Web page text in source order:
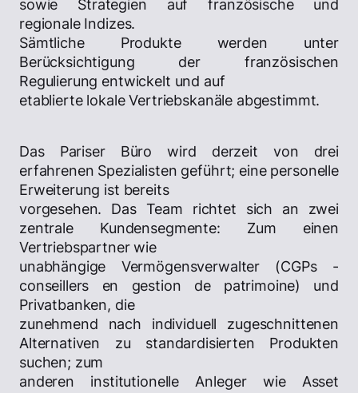
sowie Strategien auf französische und
regionale Indizes.
Sämtliche Produkte werden unter
Berücksichtigung der französischen
Regulierung entwickelt und auf
etablierte lokale Vertriebskanäle abgestimmt.
Das Pariser Büro wird derzeit von drei
erfahrenen Spezialisten geführt; eine personelle
Erweiterung ist bereits
vorgesehen. Das Team richtet sich an zwei
zentrale Kundensegmente: Zum einen
Vertriebspartner wie
unabhängige Vermögensverwalter (CGPs -
conseillers en gestion de patrimoine) und
Privatbanken, die
zunehmend nach individuell zugeschnittenen
Alternativen zu standardisierten Produkten
suchen; zum
anderen institutionelle Anleger wie Asset